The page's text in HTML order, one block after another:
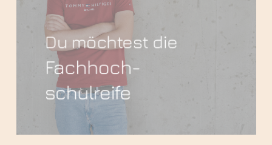
Du möchtest die
Fachhoch­
schulreife